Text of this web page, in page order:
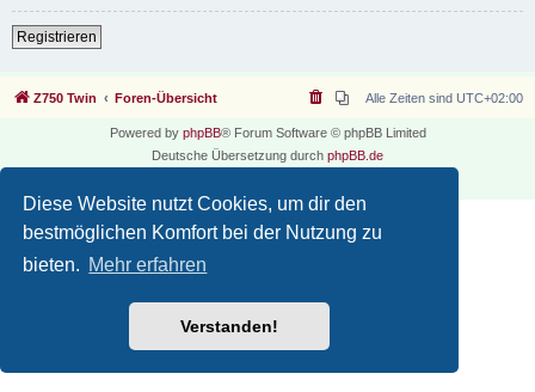
Diese Website nutzt Cookies, um dir den
bestmöglichen Komfort bei der Nutzung zu
bieten. Mehr erfahren
Verstanden!
Registrieren
Z750 Twin Foren-Übersicht Alle Zeiten sind UTC+02:00
Powered by phpBB® Forum Software © phpBB Limited
Deutsche Übersetzung durch phpBB.de